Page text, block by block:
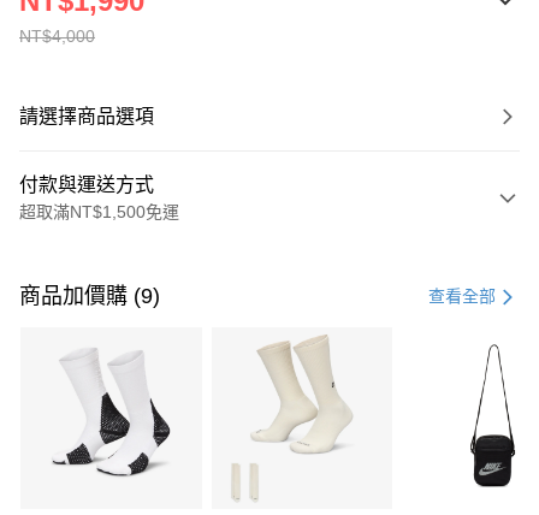
NT$4,000
請選擇商品選項
付款與運送方式
超取滿NT$1,500免運
信用卡一次付款
3 期 0 利率 每期 21家銀行
合作金庫商業銀行
第一商業銀行
華南商業銀行
彰化商業銀行
上海商業儲蓄銀行
Apple Pay
商品加價購 (9) 查看全部